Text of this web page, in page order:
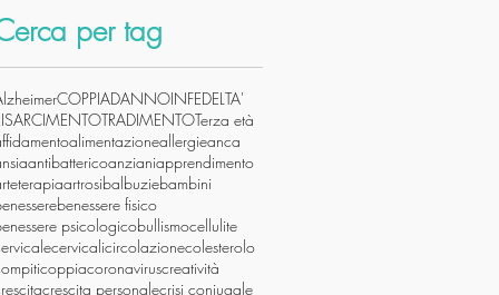
COPPIADANNOINFEDELTA'
TRADIMENTOTerza età
alimentazioneallergieanca
antibattericoanzianiapprendimento
artrosibalbuziebambini
benessere fisico
psicologicobullismocellulite
cervicalicircolazionecolesterolo
coppiacoronaviruscreatività
crescita personalecrisi coniugale
per tag